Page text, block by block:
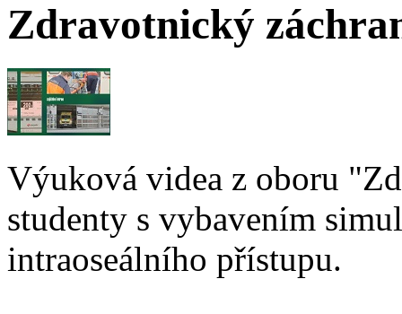
Zdravotnický
Výuková videa z oboru
studenty s vybavením
intraoseálního